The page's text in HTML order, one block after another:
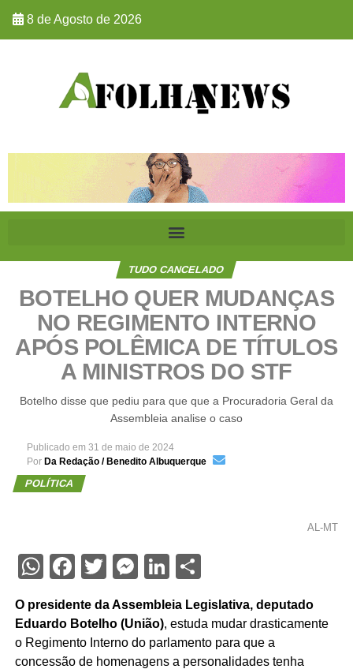
8 de Agosto de 2026
TUDO CANCELADO
BOTELHO QUER MUDANÇAS
NO REGIMENTO INTERNO
APÓS POLÊMICA DE TÍTULOS
A MINISTROS DO STF
Botelho disse que pediu para que que a Procuradoria Geral da
Assembleia analise o caso
Publicado em 31 de maio de 2024
Por Da Redação / Benedito Albuquerque
POLÍTICA
AL-MT
WhatsApp
Facebook
Twitter
Messenger
LinkedIn
Share
O presidente da Assembleia Legislativa, deputado
Eduardo Botelho (União), estuda mudar drasticamente
o Regimento Interno do parlamento para que a
concessão de homenagens a personalidades tenha